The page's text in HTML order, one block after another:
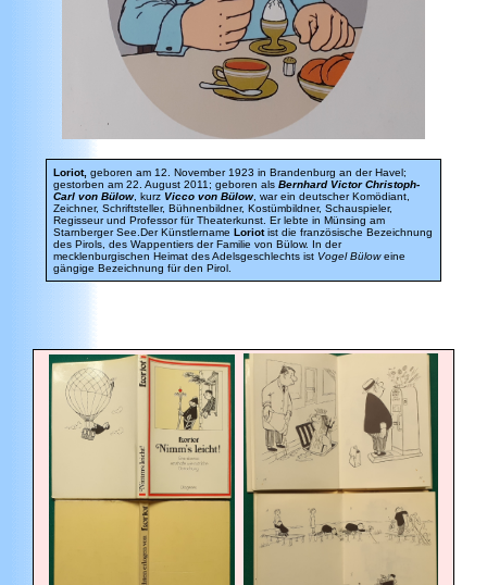
Loriot, geboren am 12. November 1923 in Brandenburg an der Havel;
gestorben am 22. August 2011; geboren als Bernhard Victor Christoph-
Carl von Bülow, kurz Vicco von Bülow, war ein deutscher Komödiant,
Zeichner, Schriftsteller, Bühnenbildner, Kostümbildner, Schauspieler,
Regisseur und Professor für Theaterkunst. Er lebte in Münsing am
Starnberger See. Der Künstlername Loriotist die französische Bezeichnung
des Pirols, des Wappentiers der Familie von Bülow. In der
mecklenburgischen Heimat des Adelsgeschlechts ist Vogel Büloweine
gängige Bezeichnung für den Pirol.